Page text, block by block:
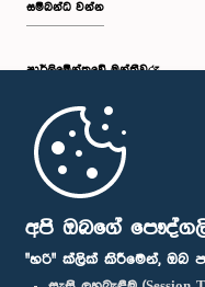
අපි ඔබගේ
"හරි" ක්ලික් කිරීමෙන්, ඔබ
සම්බන්ධ වන්න
පාර්ලි‌මේන්තුවේ මන්ත්‍රීවරු
මුල් පිටුව
පාර්ලිමේන්තු ජංගම යෙදුම